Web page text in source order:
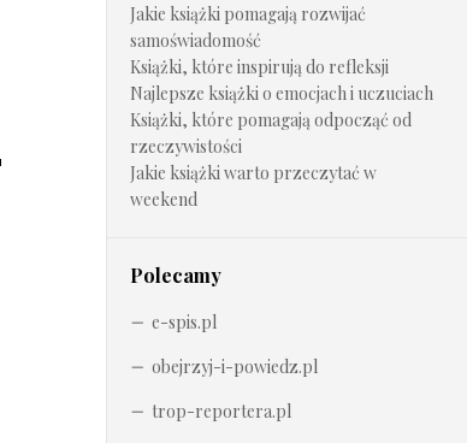
Jakie książki pomagają rozwijać
samoświadomość
Książki, które inspirują do refleksji
Najlepsze książki o emocjach i uczuciach
Książki, które pomagają odpocząć od
rzeczywistości
Jakie książki warto przeczytać w
weekend
Polecamy
e-spis.pl
obejrzyj-i-powiedz.pl
trop-reportera.pl